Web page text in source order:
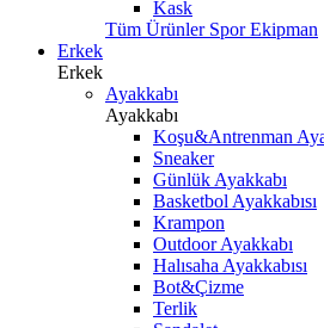
Kask
Tüm Ürünler Spor Ekipman
Erkek
Erkek
Ayakkabı
Ayakkabı
Koşu&Antrenman
Sneaker
Günlük Ayakkabı
Basketbol Ayakkabısı
Krampon
Outdoor Ayakkabı
Halısaha Ayakkabısı
Bot&Çizme
Terlik